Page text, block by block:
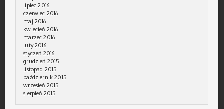
lipiec 2016
czerwiec 2016
maj 2016
kwiecień 2016
marzec 2016
luty 2016
styczeń 2016
grudzień 2015
listopad 2015
październik 2015
wrzesień 2015
sierpień 2015